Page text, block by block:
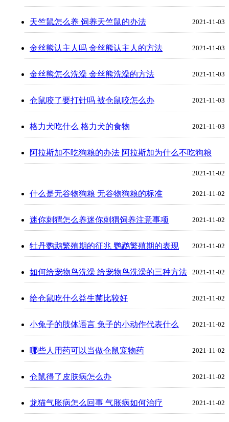
天竺鼠怎么养 饲养天竺鼠的办法 2021-11-03
金丝熊认主人吗 金丝熊认主人的方法 2021-11-03
金丝熊怎么洗澡 金丝熊洗澡的方法 2021-11-03
仓鼠咬了要打针吗 被仓鼠咬怎么办 2021-11-03
格力犬吃什么 格力犬的食物 2021-11-03
阿拉斯加不吃狗粮的办法 阿拉斯加为什么不吃狗粮
2021-11-02
什么是无谷物狗粮 无谷物狗粮的标准 2021-11-02
迷你刺猬怎么养迷你刺猬饲养注意事项 2021-11-02
牡丹鹦鹉繁殖期的征兆 鹦鹉繁殖期的表现 2021-11-02
如何给宠物鸟洗澡 给宠物鸟洗澡的三种方法 2021-11-02
给仓鼠吃什么益生菌比较好 2021-11-02
小兔子的肢体语言 兔子的小动作代表什么 2021-11-02
哪些人用药可以当做仓鼠宠物药 2021-11-02
仓鼠得了皮肤病怎么办 2021-11-02
龙猫气胀病怎么回事 气胀病如何治疗 2021-11-02